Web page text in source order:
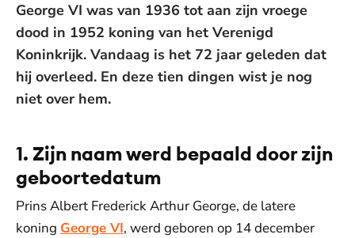
George VI was van 1936 tot aan zijn vroege
dood in 1952 koning van het Verenigd
Koninkrijk. Vandaag is het 72 jaar geleden dat
hij overleed. En deze tien dingen wist je nog
niet over hem.
1. Zijn naam werd bepaald door zijn
geboortedatum
Prins Albert Frederick Arthur George, de latere
koning George VI, werd geboren op 14 december